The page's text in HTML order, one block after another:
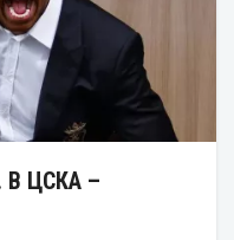
В ЦСКА –